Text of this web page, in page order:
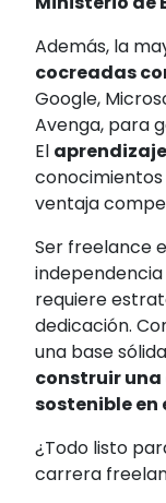
Además, la
cocreadas
Google,
Avenga, para
El
ventaja
Ser freelance
requiere
dedicación.
una base
construir
sostenible en
¿Todo listo
carrera